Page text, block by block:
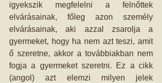
igyekszik megfelelni a felnőttek
elvárásainak, főleg azon személy
elvárásainak, aki azzal zsarolja a
gyermeket, hogy ha nem azt teszi, amit
ő szeretne, akkor a továbbiakban nem
fogja a gyermeket szeretni. Ez a cikk
(angol) azt elemzi milyen jelek